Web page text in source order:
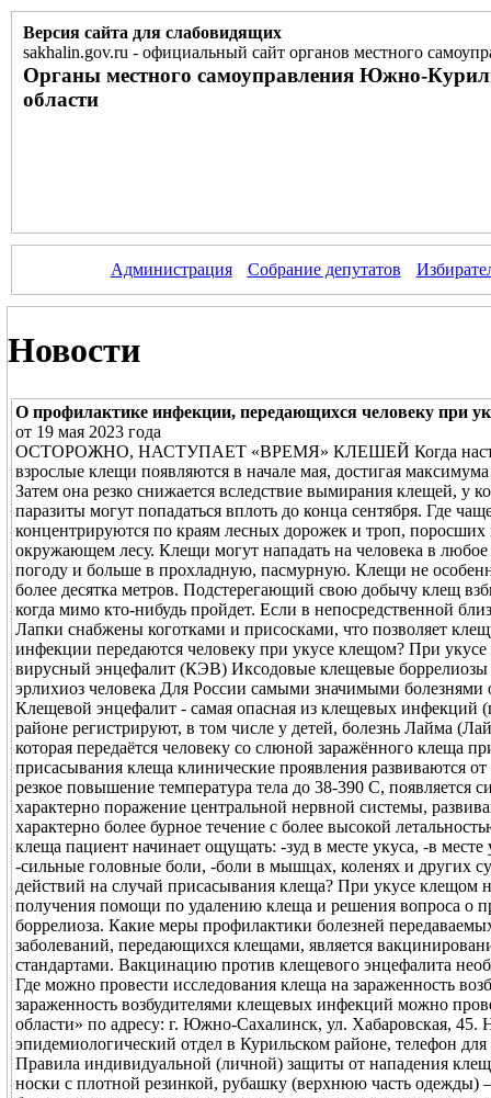
Версия сайта для слабовидящих
sakhalin.gov.ru - официальный сайт органов местного
Органы местного самоуправления Южно-
области
Администрация Собрание депутатов
Новости
О профилактике инфекции, передающихся человеку при
от 19 мая 2023 года
ОСТОРОЖНО, НАСТУПАЕТ «ВРЕМЯ» КЛЕШЕЙ Когда
взрослые клещи появляются в начале мая, достигая
Затем она резко снижается вследствие вымирания клещей, у
паразиты могут попадаться вплоть до конца сентября. Где
концентрируются по краям лесных дорожек и троп,
окружающем лесу. Клещи могут нападать на человека в
погоду и больше в прохладную, пасмурную. Клещи не
более десятка метров. Подстерегающий свою добычу клещ
когда мимо кто-нибудь пройдет. Если в непосредственной
Лапки снабжены коготками и присосками, что позволяет
инфекции передаются человеку при укусе клещом? При
вирусный энцефалит (КЭВ) Иксодовые клещевые
эрлихиоз человека Для России самыми значимыми
Клещевой энцефалит - самая опасная из клещевых инфекций
районе регистрируют, в том числе у детей, болезнь Лайма
которая передаётся человеку со слюной заражённого клеща
присасывания клеща клинические проявления развиваются
резкое повышение температура тела до 38-390 С,
характерно поражение центральной нервной системы,
характерно более бурное течение с более высокой
клеща пациент начинает ощущать: -зуд в месте укуса, -в
-сильные головные боли, -боли в мышцах, коленях и других
действий на случай присасывания клеща? При укусе клещом
получения помощи по удалению клеща и решения вопроса о
боррелиоза. Какие меры профилактики болезней
заболеваний, передающихся клещами, является
стандартами. Вакцинацию против клещевого энцефалита
Где можно провести исследования клеща на зараженность
зараженность возбудителями клещевых инфекций можно
области» по адресу: г. Южно-Сахалинск, ул. Хабаровская, 45.
эпидемиологический отдел в Курильском районе, телефон
Правила индивидуальной (личной) защиты от нападения
носки с плотной резинкой, рубашку (верхнюю часть